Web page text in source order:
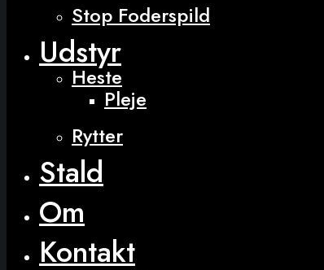
Stop Foderspild
Udstyr
Heste
Pleje
Rytter
Stald
Om
Kontakt